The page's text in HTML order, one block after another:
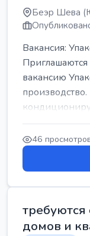
Беэр Шева
Вакансия:
вакансию
работать
46
домов и